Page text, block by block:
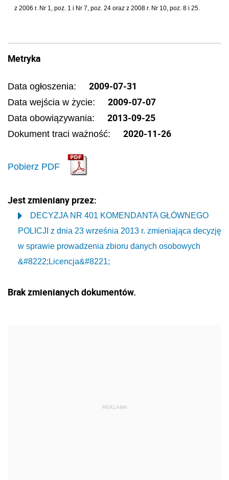
z 2006 r. Nr 1, poz. 1 i Nr 7, poz. 24 oraz z 2008 r. Nr 10, poz. 8 i 25.
Metryka
Data ogłoszenia: 2009-07-31
Data wejścia w życie: 2009-07-07
Data obowiązywania: 2013-09-25
Dokument traci ważność: 2020-11-26
Pobierz PDF
Jest zmieniany przez:
DECYZJA NR 401 KOMENDANTA GŁÓWNEGO
POLICJI z dnia 23 września 2013 r. zmieniająca decyzję
w sprawie prowadzenia zbioru danych osobowych
&#8222;Licencja&#8221;
Brak zmienianych dokumentów.